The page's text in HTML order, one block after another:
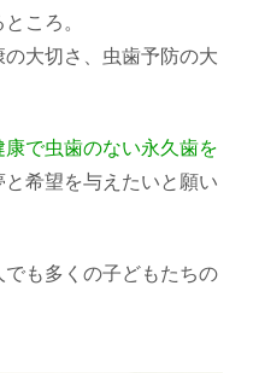
ころ。
大切さ、虫歯予防の大
康で虫歯のない永久歯を
と希望を与えたいと願い
も多くの子どもたちの